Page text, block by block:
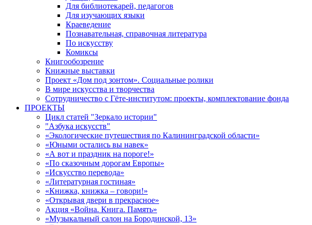
Для библиотекарей, педагогов
Для изучающих языки
Краеведение
Познавательная, справочная литература
По искусству
Комиксы
Книгообозрение
Книжные выставки
Проект «Дом под зонтом». Социальные ролики
В мире искусства и творчества
Сотрудничество с Гёте-институтом: проекты, комплектование фонда
ПРОЕКТЫ
Цикл статей "Зеркало истории"
"Азбука искусств"
«Экологические путешествия по Калининградской области»
«Юными остались вы навек»
«А вот и праздник на пороге!»
«По сказочным дорогам Европы»
«Искусство перевода»
«Литературная гостиная»
«Книжка, книжка – говори!»
«Открывая двери в прекрасное»
Акция «Война. Книга. Память»
«Музыкальный салон на Бородинской, 13»